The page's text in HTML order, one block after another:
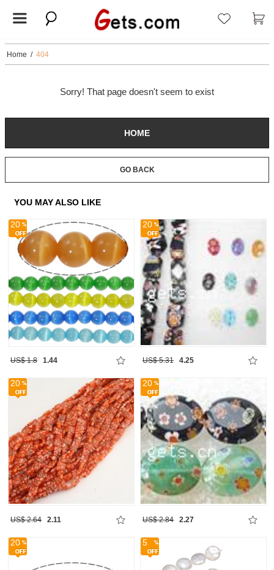
Home / 404
Sorry! That page doesn't seem to exist
HOME
GO BACK
YOU MAY ALSO LIKE
20
US$ 1.8 1.44
20
US$ 5.31 4.25
20
US$ 2.64 2.11
20
US$ 2.84 2.27
20 5